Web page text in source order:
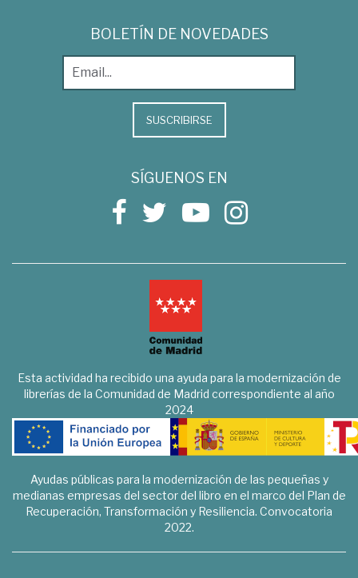
BOLETÍN DE NOVEDADES
SUSCRIBIRSE
SÍGUENOS EN
Esta actividad ha recibido una ayuda para la modernización de
librerías de la Comunidad de Madrid correspondiente al año
2024
Ayudas públicas para la modernización de las pequeñas y
medianas empresas del sector del libro en el marco del Plan de
Recuperación, Transformación y Resiliencia. Convocatoria
2022.